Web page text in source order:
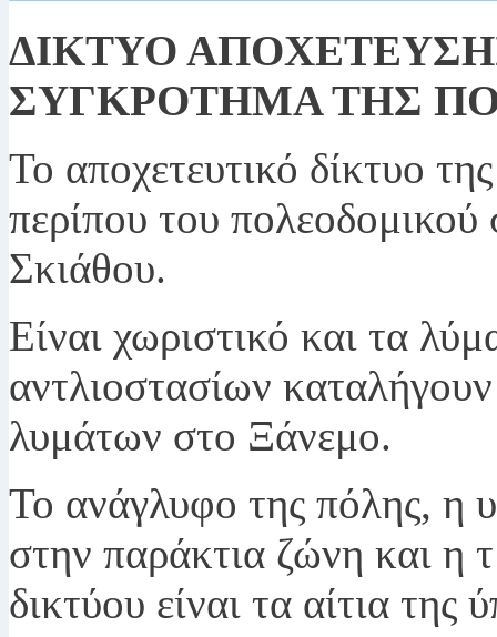
ΔΙΚΤΥΟ
ΣΥΓΚΡΟΤΗΜΑ ΤΗΣ
Το αποχετευτικό δίκτυο
περίπου του
Σκιάθου.
Είναι χωριστικό και τα
αντλιοστασίων
λυμάτων στο Ξάνεμο.
Το ανάγλυφο της πόλης, η
στην παράκτια ζώνη και η
δικτύου είναι τα αίτια